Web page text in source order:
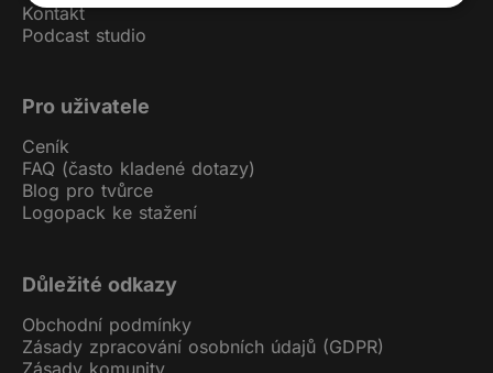
Kontakt
Podcast studio
Pro uživatele
Ceník
FAQ (často kladené dotazy)
Blog pro tvůrce
Logopack ke stažení
Důležité odkazy
Obchodní podmínky
Zásady zpracování osobních údajů (GDPR)